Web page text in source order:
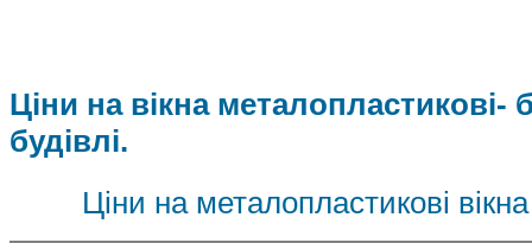
Ціни на вікна
будівлі.
Ціни на металопластикові